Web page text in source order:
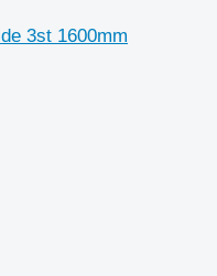
3st 1600mm